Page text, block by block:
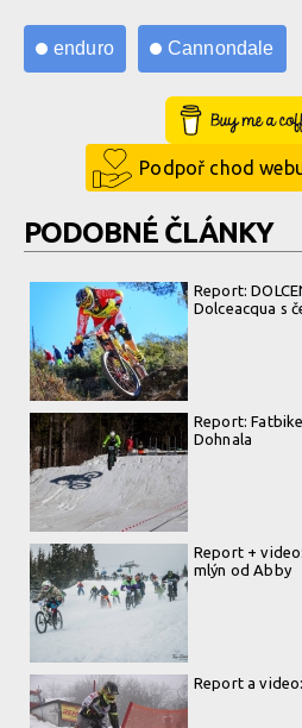
enduro Cannondale
Buy Me a
Podpoř chod
PODOBNÉ ČLÁNKY
Report:
Dolceacqua s
Report:
Dohnala
Report +
mlýn od Abby
Report a